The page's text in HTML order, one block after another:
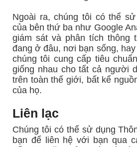
Ngoài ra, chúng tôi có thể
của bên thứ ba như Google
giám sát và phân tích thông
đang ở đâu, nơi bạn sống,
chúng tôi cung cấp tiêu
giống nhau cho tất cả người
trên toàn thế giới, bất kể
của họ.
Liên lạc
Chúng tôi có thể sử dụng
bạn để liên hệ với bạn qua